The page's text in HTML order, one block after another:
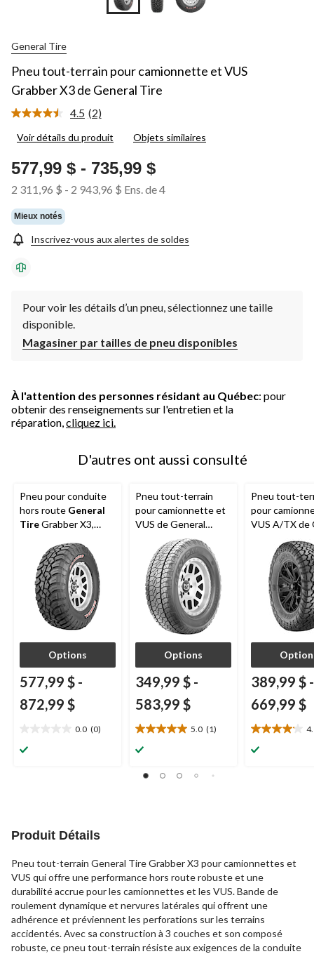
General Tire
Pneu tout-terrain pour camionnette et VUS
Grabber X3 de General Tire
4.5 Lire
2
Lien
vers
la
même
(2)
Voir détails du produit Objets similaires
577,99 $ - 735,99 $
2 311,96 $ - 2 943,96 $ Ens. de 4
Mieux notés
Inscrivez-vous aux alertes de soldes
Pour voir les détails d’un pneu, sélectionnez une taille
disponible.
Magasiner par tailles de pneu disponibles
À l'attention des personnes résidant au Québec: pour
obtenir des renseignements sur l'entretien et la
réparation, cliquez ici.
D'autres ont aussi consulté
Pneu pour conduite
hors route General
TireGrabber X3,
ouvert
Options
577,99 $ -
872,99 $
0.0 (0)
étoile(s)
Pneu tout-terrain
pour camionnette et
VUS de General
Grabber APT
Options
349,99 $ -
583,99 $
5.0 (1)
5.0
étoile(s)
5.
Pneu tout-
pour
VUS A/TX de
389,99 $ -
669,99 $
4.1
étoile(s)
Produit Détails
Pneu tout-terrain General Tire Grabber X3 pour camionnettes et
VUS qui offre une performance hors route robuste et une
durabilité accrue pour les camionnettes et les VUS. Bande de
roulement dynamique et nervures latérales qui offrent une
adhérence et préviennent les perforations sur les terrains
accidentés. Avec sa construction à 3 couches et son composé
robuste, ce pneu tout-terrain résiste aux exigences de la conduite